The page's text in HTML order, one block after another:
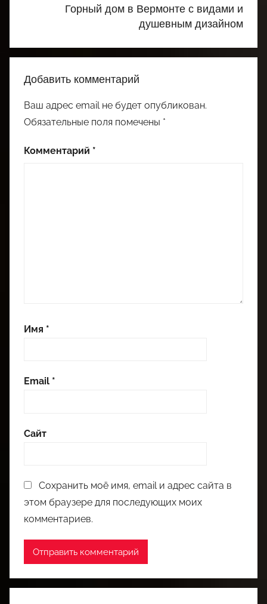
Горный дом в Вермонте с видами и
душевным дизайном
Добавить комментарий
Ваш адрес email не будет опубликован.
Обязательные поля помечены *
Комментарий *
Имя *
Email *
Сайт
Сохранить моё имя, email и адрес сайта в
этом браузере для последующих моих
комментариев.